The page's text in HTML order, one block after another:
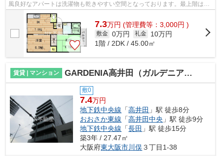
風良好なアパートは洗濯物も乾きやすい空間となっております。最上階は夜
景が綺麗に観え、周りの環境も静かな...
7.3万円 (管理費等：3,000円 )
敷金 0万円 礼金
10万円
1階 / 2DK / 45.00㎡
賃貸 | マンション GARDENIA高井田（ガルデニアタカイダ）（高井田賃貸）
敷0
7.4万円
地下鉄中央線 「高井田 」駅 徒歩8分
おおさか東線 「高井田中央 」駅 徒歩9分
地下鉄中央線 「長田 」駅 徒歩15分
築3年 / 27.47㎡
大阪府東大阪市川俣３丁目1-38